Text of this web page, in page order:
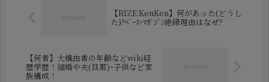
【RIZE:KenKen】何があった(どうし
た)?ﾍﾞｰｽ･ﾏｶﾞｼﾞﾝ絶縁理由はなぜ?
【何者】大橋由香の年齢などwiki経
歴学歴！結婚や夫(旦那)･子供など家
族構成！